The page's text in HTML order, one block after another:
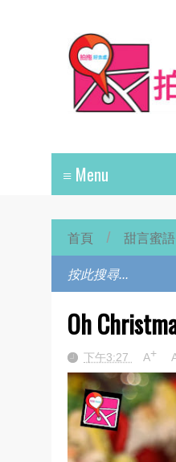
首頁 / 甜言蜜語
Oh
下午3:27 A+